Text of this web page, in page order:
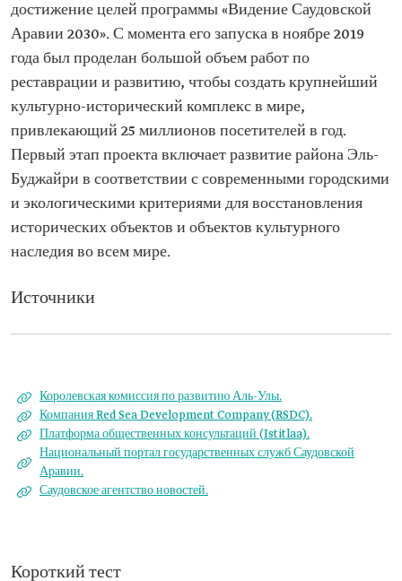
достижение целей программы «Видение Саудовской
Аравии 2030». С момента его запуска в ноябре 2019
года был проделан большой объем работ по
реставрации и развитию, чтобы создать крупнейший
культурно-исторический комплекс в мире,
привлекающий 25 миллионов посетителей в год.
Первый этап проекта включает развитие района Эль-
Буджайри в соответствии с современными городскими
и экологическими критериями для восстановления
исторических объектов и объектов культурного
наследия во всем мире.
Источники
Королевская комиссия по развитию Аль-Улы.
Компания Red Sea Development Company (RSDC).
Платформа общественных консультаций (Istitlaa).
Национальный портал государственных служб Саудовской
Аравии.
Саудовское агентство новостей.
Короткий тест